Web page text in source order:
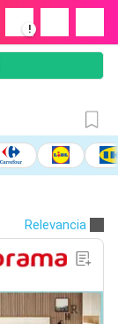
!
Relevancia